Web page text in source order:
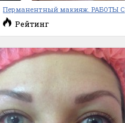
Перманентный макияж. РАБОТЫ С
Рейтинг